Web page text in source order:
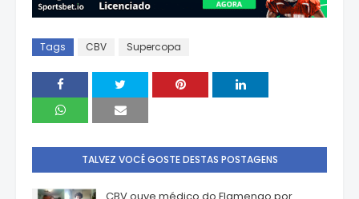
Tags CBV Supercopa
TALVEZ VOCÊ GOSTE DESTAS POSTAGENS